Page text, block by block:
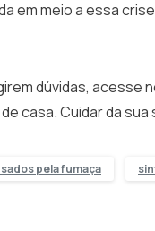
em meio a essa
dúvidas, acesse
casa. Cuidar da
pela fumaça